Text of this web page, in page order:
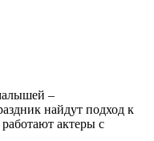
–
найдут подход к
актеры с